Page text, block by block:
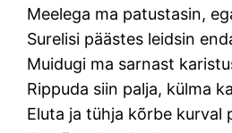
Meelega ma patustasin,
Surelisi päästes leidsin
Muidugi ma sarnast
Rippuda siin palja, külma
Eluta ja tühja kõrbe kurval